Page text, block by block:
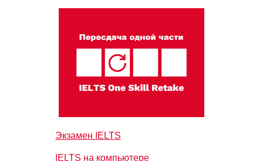
Экзамен IELTS
IELTS на компьютере